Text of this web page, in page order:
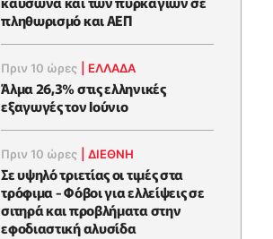
πληθωρισμό και ΑΕΠ
Πριν 10 ώρες ΕΛΛΆΔΑ
Άλμα 26,3% στις ελληνικές
εξαγωγές τον Ιούνιο
Πριν 10 ώρες |ΔΙΕΘΝΗ
Σε υψηλό τριετίας οι τιμές στα
τρόφιμα - Φόβοι για ελλείψεις σε
σιτηρά και προβλήματα στην
εφοδιαστική αλυσίδα